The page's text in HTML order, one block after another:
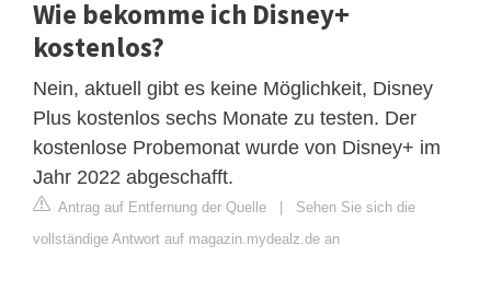
Wie bekomme ich Disney+
kostenlos?
Nein, aktuell gibt es keine Möglichkeit, Disney
Plus kostenlos sechs Monate zu testen. Der
kostenlose Probemonat wurde von Disney+ im
Jahr 2022 abgeschafft.
Antrag auf Entfernung der Quelle | Sehen Sie sich die
vollständige Antwort auf magazin.mydealz.de an